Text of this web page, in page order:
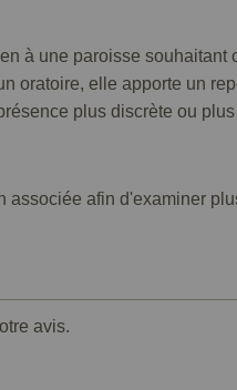
à une paroisse
oratoire, elle apporte un
plus discrète ou
afin d'examiner
avis.